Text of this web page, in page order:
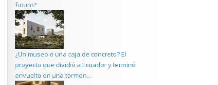
futuro?
¿Un museo o una caja de concreto? El
proyecto que dividió a Ecuador y terminó
envuelto en una tormen...